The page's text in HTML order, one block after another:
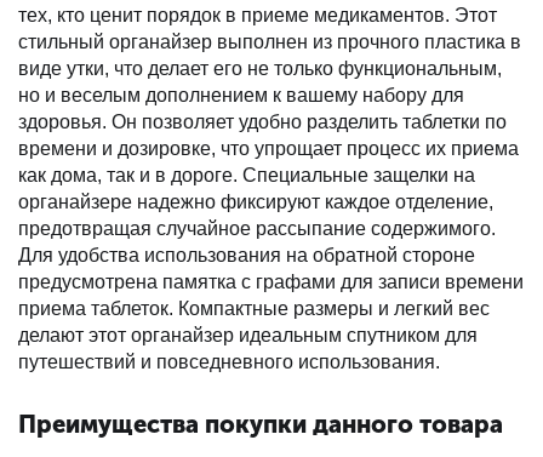
тех, кто ценит порядок в приеме медикаментов. Этот
стильный органайзер выполнен из прочного пластика в
виде утки, что делает его не только функциональным,
но и веселым дополнением к вашему набору для
здоровья. Он позволяет удобно разделить таблетки по
времени и дозировке, что упрощает процесс их приема
как дома, так и в дороге. Специальные защелки на
органайзере надежно фиксируют каждое отделение,
предотвращая случайное рассыпание содержимого.
Для удобства использования на обратной стороне
предусмотрена памятка с графами для записи времени
приема таблеток. Компактные размеры и легкий вес
делают этот органайзер идеальным спутником для
путешествий и повседневного использования.
Преимущества покупки данного товара